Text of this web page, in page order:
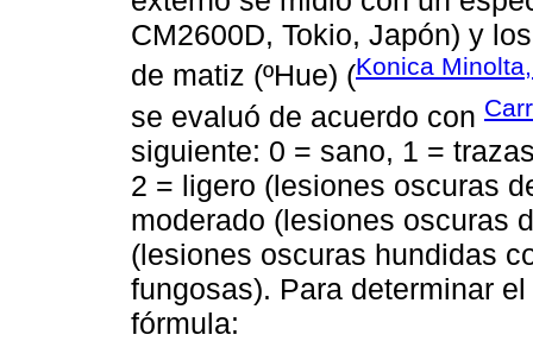
CM2600D, Tokio, Japón) y
de matiz (ºHue) (Konica
se evaluó de acuerdo con
siguiente: 0 = sano, 1 =
2 = ligero (lesiones oscuras
moderado (lesiones oscuras
(lesiones oscuras hundidas
fungosas). Para determinar
fórmula: